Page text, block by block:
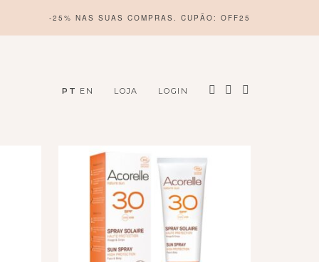
-25% NAS SUAS COMPRAS. CUPÃO: OFF25
PT EN LOJA LOGIN